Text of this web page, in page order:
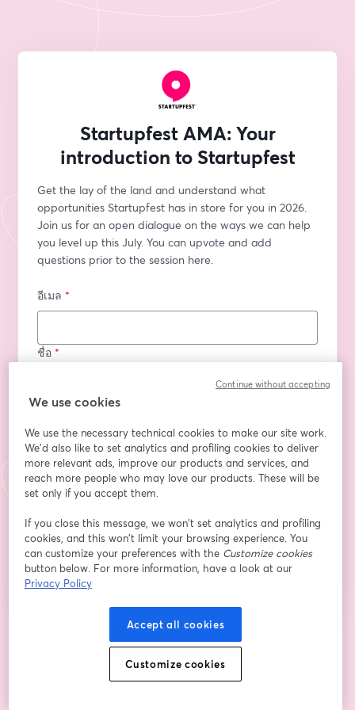
Startupfest AMA: Your
introduction to Startupfest
Get the lay of the land and understand what
opportunities Startupfest has in store for you in 2026.
Join us for an open dialogue on the ways we can help
you level up this July. You can upvote and add
questions prior to the session here.
อีเมล *
ชื่อ *
นามสกุล*
I consent to receive emails from Startupfest. This
includes informational emails regarding the
upcoming event, as well as future offers and
ลงทะเบียน
การลงทะเบียนเป็นการรับทราบและยอมรับเงื่อนไขการให้บริการ
เปิดในแท็บใหม่
We use cookies
We use the necessary technical cookies to make our site work.
We'd also like to set analytics and profiling cookies to deliver
more relevant ads, improve our products and services, and
reach more people who may love our products. These will be
set only if you accept them.
If you close this message, we won’t set analytics and profiling
cookies, and this won’t limit your browsing experience. You
can customize your preferences with the Customize cookies
button below. For more information, have a look at our
Privacy Policy
Accept all cookies
Customize cookies
Continue without accepting